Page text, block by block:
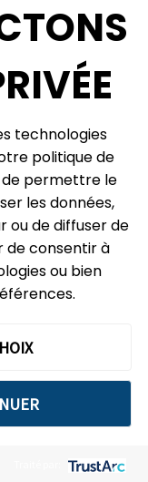
votre
la faune
technologies
politique de
permettre le
les données,
ou de diffuser de
de consentir à
ou bien